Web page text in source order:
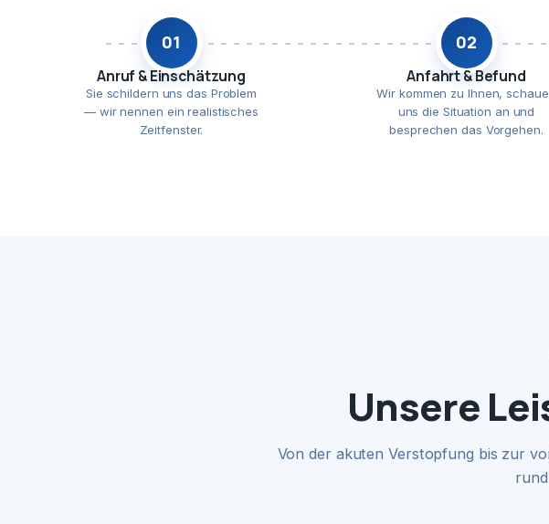
01
Anruf & Einschätzung
Sie schildern uns das Problem
— wir nennen ein realistisches
Zeitfenster.
02
Anfahrt & Befund
Wir kommen zu Ihnen,
uns die Situation an und
besprechen das Vorgehen.
Unsere
Von der akuten Verstopfung bis zur